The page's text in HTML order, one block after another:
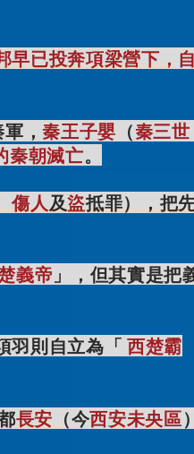
早已投奔項梁營下，
， 秦王子嬰 （秦三世
秦朝滅亡。
傷人 及盜抵罪），把
義帝 」，但其實是把
羽則自立為「 西楚霸
長安 （今西安未央區